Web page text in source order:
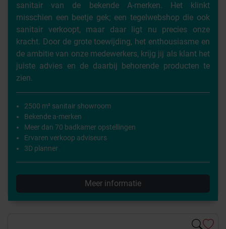
sanitair van de bekende A-merken. Het klinkt
misschien een beetje gek; een tegelwebshop die ook
sanitair verkoopt, maar daar ligt nu precies onze
kracht. Door de grote toewijding, het enthousiasme en
de ambitie van onze medewerkers, krijg jij als klant het
juiste advies en de daarbij behorende producten te
zien.
2500 m² sanitair showroom
Bekende a-merken
Meer dan 70 badkamer opstellingen
Ervaren verkoop adviseurs
3D planner
Meer informatie